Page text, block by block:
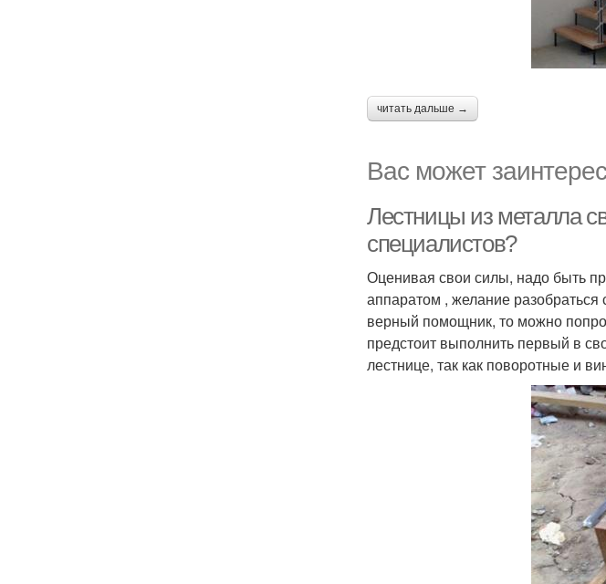
читать дальше →
Вас может
Лестницы из металла
специалистов?
Оценивая свои силы, надо быть
аппаратом , желание разобраться
верный помощник, то можно
предстоит выполнить первый в
лестнице, так как поворотные и